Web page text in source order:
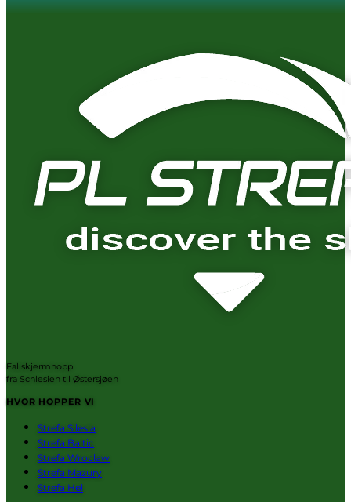
Fallskjermhopp
fra Schlesien til Østersjøen
HVOR HOPPER VI
Strefa Silesia
Strefa Baltic
Strefa Wroclaw
Strefa Mazury
Strefa Hel